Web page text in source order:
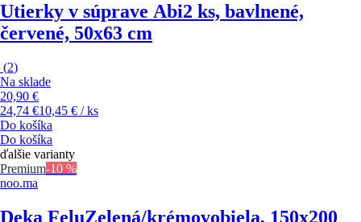
Utierky v súprave Abi2 ks, bavlnené,
červené, 50x63 cm
(2)
Na sklade
20,90 €
24,74 €10,45 € / ks
Do košíka
Do košíka
ďalšie varianty
Premium-10 %
noo.ma
Deka FeluZelená/krémovobiela, 150x200